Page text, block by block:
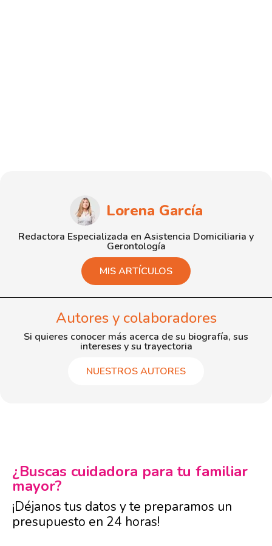
Lorena García
Redactora Especializada en Asistencia Domiciliaria y
Gerontología
MIS ARTÍCULOS
Autores y colaboradores
Si quieres conocer más acerca de su biografía, sus
intereses y su trayectoria
NUESTROS AUTORES
¿Buscas cuidadora para tu familiar
mayor?
¡Déjanos tus datos y te preparamos un
presupuesto en 24 horas!